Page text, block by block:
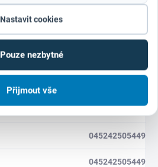
Nastavit cookies
Pouze nezbytné
Přijmout vše
Systémové příslušenství
1 kg
045242505449
045242505449